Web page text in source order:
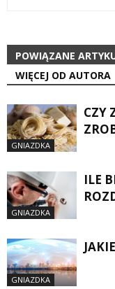
POWIĄZANE
WIĘCEJ OD AUTORA
GNIAZDKA
CZY
GNIAZDKA
ILE
GNIAZDKA